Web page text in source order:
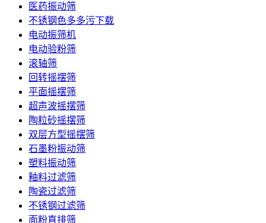
医药振动筛
不锈钢色多多污下载
电动振筛机
电动验粉筛
滚轴筛
回转摇摆筛
平面摇摆筛
超声波摇摆筛
陶粒砂摇摆筛
双层方型摇摆筛
石墨粉振动筛
塑料振动筛
釉料过滤筛
陶瓷过滤筛
不锈钢过滤筛
面粉直排筛